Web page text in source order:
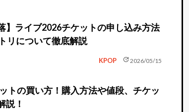
】ライブ2026チケットの申し込み方法
リについて徹底解説
KPOP update2026/05/15
トの買い方！購入方法や値段、チケッ
説！